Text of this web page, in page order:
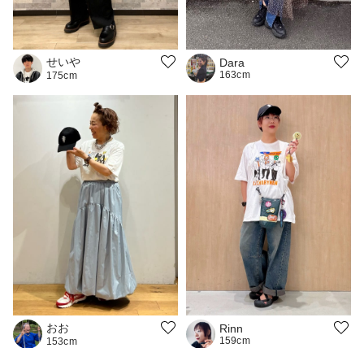
せいや
175cm
Dara
163cm
おお
153cm
Rinn
159cm